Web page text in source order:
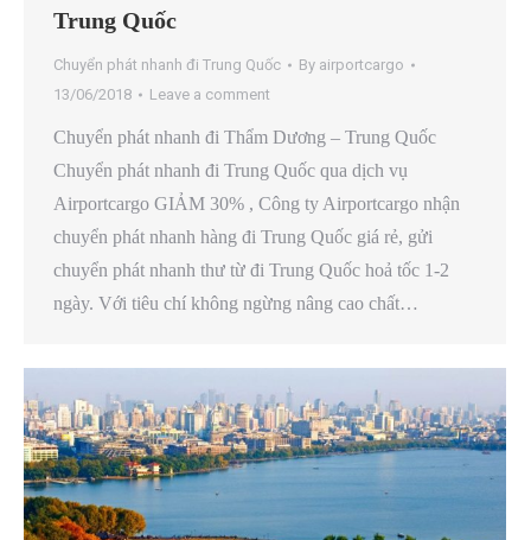
Trung Quốc
Chuyển phát nhanh đi Trung Quốc By airportcargo
13/06/2018
Leave a comment
Chuyển phát nhanh đi Thẩm Dương – Trung Quốc
Chuyển phát nhanh đi Trung Quốc qua dịch vụ
Airportcargo GIẢM 30% , Công ty Airportcargo nhận
chuyển phát nhanh hàng đi Trung Quốc giá rẻ, gửi
chuyển phát nhanh thư từ đi Trung Quốc hoả tốc 1-2
ngày. Với tiêu chí không ngừng nâng cao chất…